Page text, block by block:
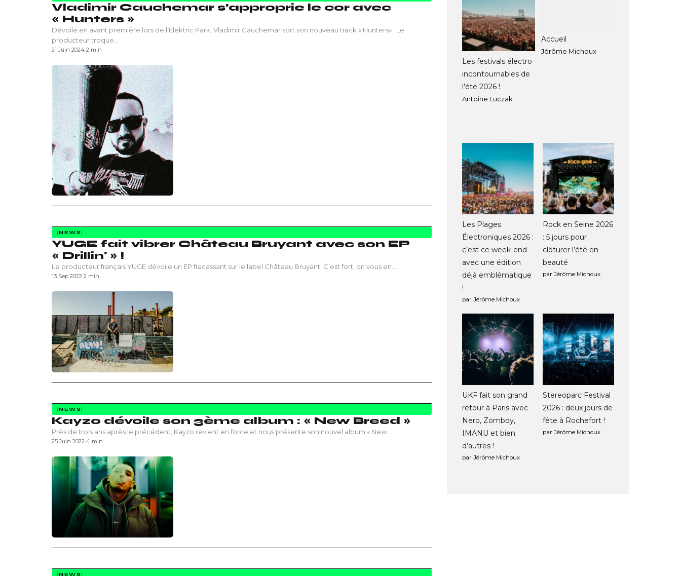
Vladimir Cauchemar s’approprie le cor avec
« Hunters »
Dévoilé en avant première lors de l’Elektric Park, Vladimir Cauchemar sort son nouveau track « Hunters« . Le
producteur troque…
21 Juin 2024·2 min
NEWS
YUGE fait vibrer Château Bruyant avec son EP
« Drillin' » !
Le producteur français YUGE dévoile un EP fracassant sur le label Château Bruyant. C’est fort, on vous en…
13 Sep 2022·2 min
NEWS
Kayzo dévoile son 3ème album : « New Breed »
Près de trois ans après le précédent, Kayzo revient en force et nous présente son nouvel album « New…
25 Juin 2022·4 min
NEWS
Les festivals électro
incontournables de
l'été 2026 !
Antoine Luczak
Accueil
Jérôme Michoux
Les Plages
Électroniques 2026 :
c’est ce week-end
avec une édition
déjà emblématique
!
par Jérôme Michoux
Rock en Seine 2026
: 5 jours pour
clôturer l’été en
beauté
par Jérôme Michoux
UKF fait son grand
retour à Paris avec
Nero, Zomboy,
IMANU et bien
d’autres !
par Jérôme Michoux
Stereoparc Festival
2026 : deux jours de
fête à Rochefort !
par Jérôme Michoux